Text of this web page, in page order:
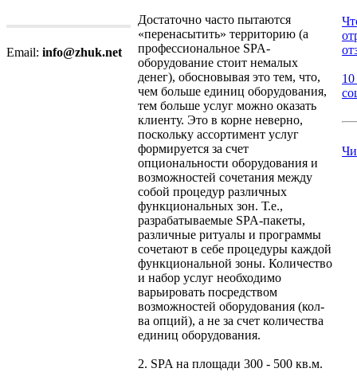
Email: info@zhuk.net
Достаточно часто пытаются
«перенасытить» территорию (а
профессиональное SPA-
оборудование стоит немалых
денег), обосновывая это тем, что,
чем больше единиц оборудования,
тем больше услуг можно оказать
клиенту. Это в корне неверно,
поскольку ассортимент услуг
формируется за счет
опциональности оборудования и
возможностей сочетания между
собой процедур различных
функциональных зон. Т.е.,
разрабатываемые SPA-пакеты,
различные ритуалы и программы
сочетают в себе процедуры каждой
функциональной зоны. Количество
и набор услуг необходимо
варьировать посредством
возможностей оборудования (кол-
ва опций), а не за счет количества
единиц оборудования.
2. SPA на площади 300 - 500 кв.м.
10